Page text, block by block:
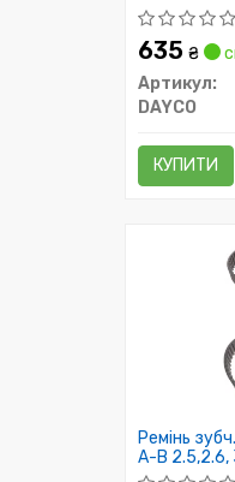
635 ₴
Артикул:
DAYCO
КУПИТИ
Ремінь
A-B 2.5,2.6,